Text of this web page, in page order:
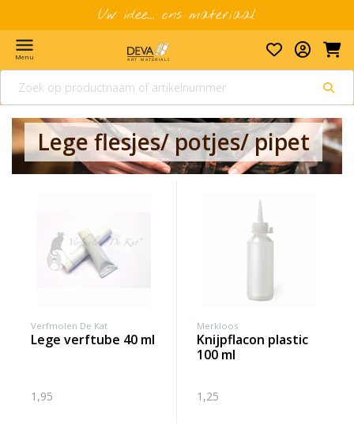
Uw idee... ons materiaal
menu
Menu
Lege flesjes/ potjes/ pipet
Verfmolen De Kat
lege verftube 40 ml
1,95
Merkloos
knijpflacon plastic
100 ml
1,25